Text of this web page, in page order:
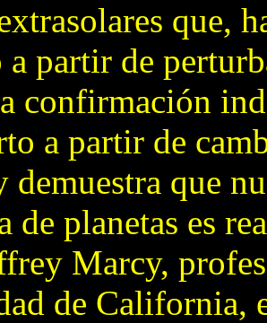
que,
partir de
confirmación
a partir de
demuestra que
de planetas es
Marcy,
de California,